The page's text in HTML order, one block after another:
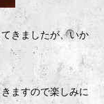
きましたが、いか
ますので楽しみに